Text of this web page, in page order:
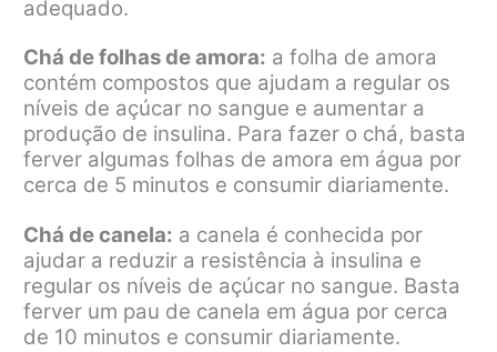
adequado.
Chá de folhas de amora: a folha de amora
contém compostos que ajudam a regular os
níveis de açúcar no sangue e aumentar a
produção de insulina. Para fazer o chá, basta
ferver algumas folhas de amora em água por
cerca de 5 minutos e consumir diariamente.
Chá de canela: a canela é conhecida por
ajudar a reduzir a resistência à insulina e
regular os níveis de açúcar no sangue. Basta
ferver um pau de canela em água por cerca
de 10 minutos e consumir diariamente.